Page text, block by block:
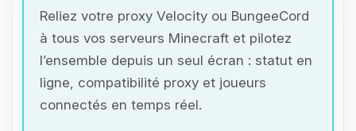
Reliez votre proxy Velocity ou BungeeCord
à tous vos serveurs Minecraft et pilotez
l’ensemble depuis un seul écran : statut en
ligne, compatibilité proxy et joueurs
connectés en temps réel.
Youpi, enfin quelqu’un pour me